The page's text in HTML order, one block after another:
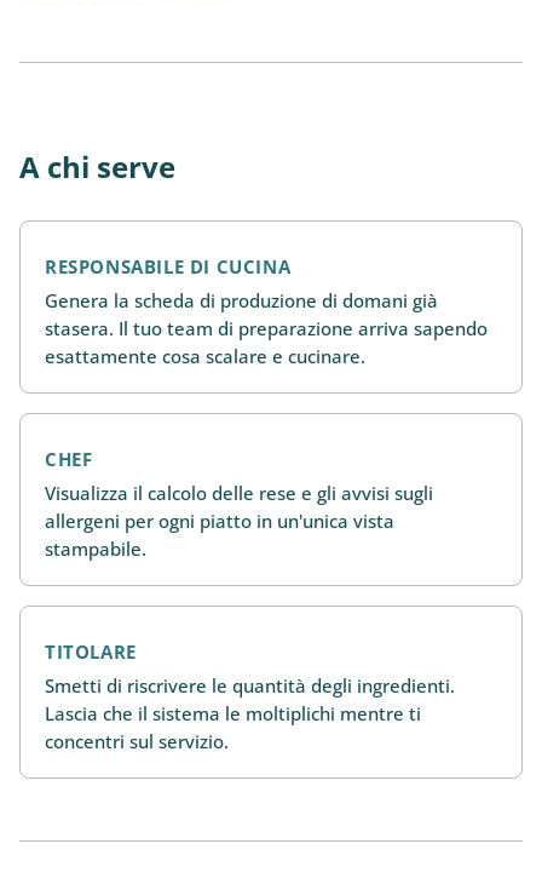
A chi serve
RESPONSABILE DI CUCINA
Genera la scheda di produzione di domani già
stasera. Il tuo team di preparazione arriva sapendo
esattamente cosa scalare e cucinare.
CHEF
Visualizza il calcolo delle rese e gli avvisi sugli
allergeni per ogni piatto in un'unica vista
stampabile.
TITOLARE
Smetti di riscrivere le quantità degli ingredienti.
Lascia che il sistema le moltiplichi mentre ti
concentri sul servizio.